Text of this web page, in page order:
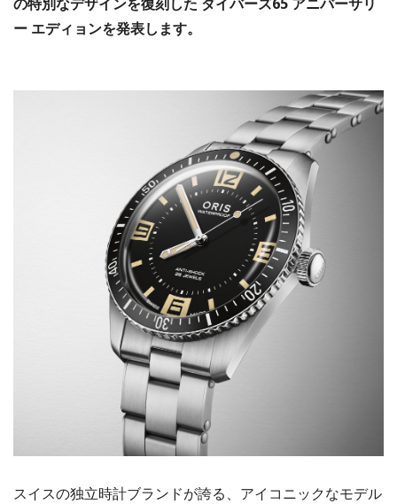
ー エディョンを発表します。
スイスの独立時計ブランドが誇る、アイコニックなモデル